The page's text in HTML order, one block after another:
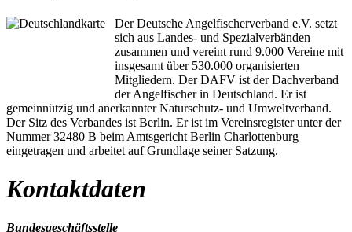
Der Deutsche Angelfischerverband e.V. setzt
sich aus Landes- und Spezialverbänden
zusammen und vereint rund 9.000 Vereine mit
insgesamt über 530.000 organisierten
Mitgliedern. Der DAFV ist der Dachverband
der Angelfischer in Deutschland. Er ist
gemeinnützig und anerkannter Naturschutz- und Umweltverband.
Der Sitz des Verbandes ist Berlin. Er ist im Vereinsregister unter der
Nummer 32480 B beim Amtsgericht Berlin Charlottenburg
eingetragen und arbeitet auf Grundlage seiner Satzung.
Kontaktdaten
Bundesgeschäftsstelle